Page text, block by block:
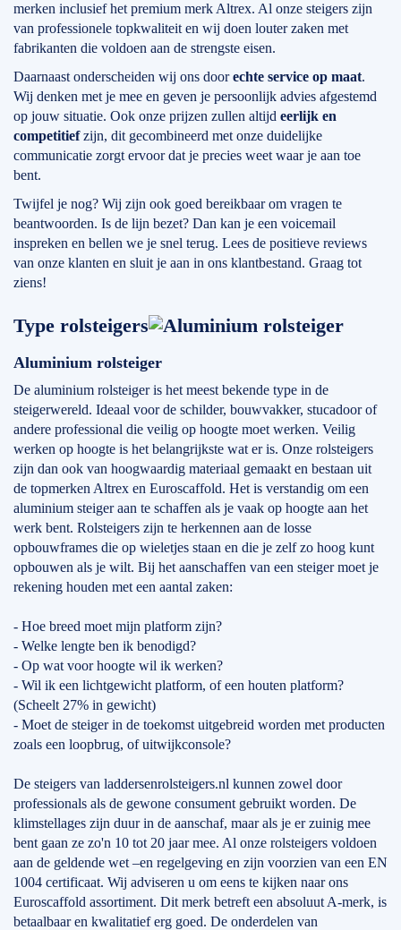
merken inclusief het premium merk Altrex. Al onze steigers zijn
van professionele topkwaliteit en wij doen louter zaken met
fabrikanten die voldoen aan de strengste eisen.
Daarnaast onderscheiden wij ons doorechte service op maat.
Wij denken met je mee en geven je persoonlijk advies afgestemd
op jouw situatie. Ook onze prijzen zullen altijd eerlijk en
competitiefzijn, dit gecombineerd met onze duidelijke
communicatie zorgt ervoor dat je precies weet waar je aan toe
bent.
Twijfel je nog? Wij zijn ook goed bereikbaar om vragen te
beantwoorden. Is de lijn bezet? Dan kan je een voicemail
inspreken en bellen we je snel terug. Lees de positieve reviews
van onze klanten en sluit je aan in ons klantbestand. Graag tot
ziens!
Type rolsteigers
Aluminium rolsteiger
De aluminium rolsteiger is het meest bekende type in de
steigerwereld. Ideaal voor de schilder, bouwvakker, stucadoor of
andere professional die veilig op hoogte moet werken. Veilig
werken op hoogte is het belangrijkste wat er is. Onze rolsteigers
zijn dan ook van hoogwaardig materiaal gemaakt en bestaan uit
de topmerken Altrex en Euroscaffold. Het is verstandig om een
aluminium steiger aan te schaffen als je vaak op hoogte aan het
werk bent. Rolsteigers zijn te herkennen aan de losse
opbouwframes die op wieletjes staan en die je zelf zo hoog kunt
opbouwen als je wilt. Bij het aanschaffen van een steiger moet je
rekening houden met een aantal zaken:
- Hoe breed moet mijn platform zijn?
- Welke lengte ben ik benodigd?
- Op wat voor hoogte wil ik werken?
- Wil ik een lichtgewicht platform, of een houten platform?
(Scheelt 27% in gewicht)
- Moet de steiger in de toekomst uitgebreid worden met producten
zoals een loopbrug, of uitwijkconsole?
De steigers van laddersenrolsteigers.nl kunnen zowel door
professionals als de gewone consument gebruikt worden. De
klimstellages zijn duur in de aanschaf, maar als je er zuinig mee
bent gaan ze zo'n 10 tot 20 jaar mee. Al onze rolsteigers voldoen
aan de geldende wet –en regelgeving en zijn voorzien van een EN
1004 certificaat. Wij adviseren u om eens te kijken naar ons
Euroscaffold assortiment. Dit merk betreft een absoluut A-merk, is
betaalbaar en kwalitatief erg goed. De onderdelen van